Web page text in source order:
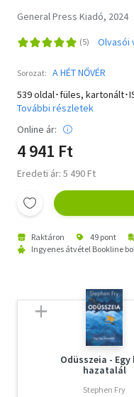
General Press Kiadó, 2024
Olvasói
Sorozat: A HÉT NŐVÉR
539 oldal･füles, kartonált･
További részletek
Online ár:
4 941 Ft
Eredeti ár: 5 490 Ft
Raktáron 49 pont
Ingyenes átvétel Bookline
Odüsszeia - Egy
hazatalál
Stephen Fry